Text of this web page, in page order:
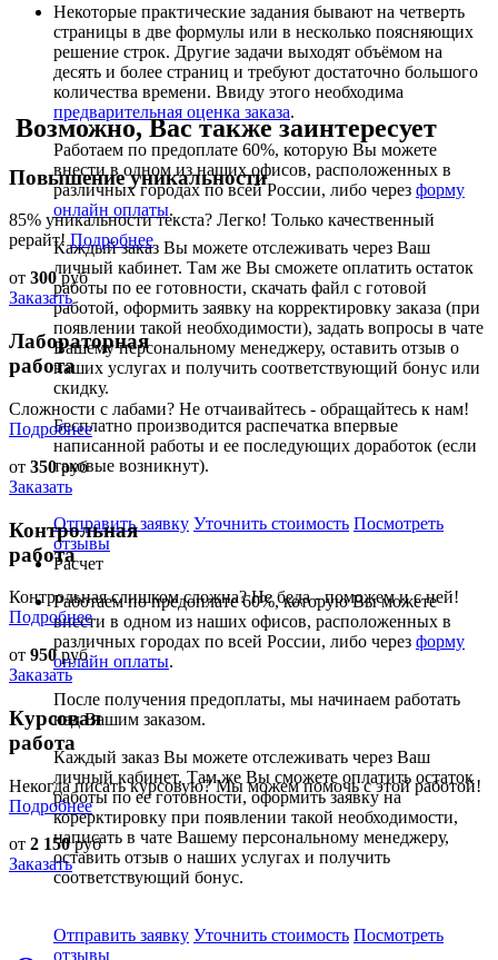
Некоторые практические задания бывают на четверть
страницы в две формулы или в несколько поясняющих
решение строк. Другие задачи выходят объёмом на
десять и более страниц и требуют достаточно большого
количества времени. Ввиду этого необходима
предварительная оценка заказа.
Работаем по предоплате 60%, которую Вы можете
внести в одном из наших офисов, расположенных в
различных городах по всей России, либо через форму
онлайн оплаты.
Каждый заказ Вы можете отслеживать через Ваш
личный кабинет. Там же Вы сможете оплатить остаток
работы по ее готовности, скачать файл с готовой
работой, оформить заявку на корректировку заказа (при
появлении такой необходимости), задать вопросы в чате
Вашему персональному менеджеру, оставить отзыв о
наших услугах и получить соответствующий бонус или
скидку.
Бесплатно производится распечатка впервые
написанной работы и ее последующих доработок (если
таковые возникнут).
Отправить заявку Уточнить стоимость Посмотреть
отзывы
Расчет
Работаем по предоплате 60%, которую Вы можете
внести в одном из наших офисов, расположенных в
различных городах по всей России, либо через форму
онлайн оплаты.
После получения предоплаты, мы начинаем работать
над Вашим заказом.
Каждый заказ Вы можете отслеживать через Ваш
личный кабинет. Там же Вы сможете оплатить остаток
работы по ее готовности, оформить заявку на
корерктировку при появлении такой необходимости,
написать в чате Вашему персональному менеджеру,
оставить отзыв о наших услугах и получить
соответствующий бонус.
Отправить заявку Уточнить стоимость Посмотреть
отзывы
Возможно, Вас также заинтересует
Повышение уникальности
85% уникальности текста? Легко! Только качественный
рерайт!Подробнее
от 300руб
Заказать
Лабораторная
работа
Сложности с лабами? Не отчаивайтесь - обращайтесь к нам!
Подробнее
от 350руб
Заказать
Контрольная
работа
Контрольная слишком сложна? Не беда - поможем и с ней!
Подробнее
от 950руб
Заказать
Курсовая
работа
Некогда писать курсовую? Мы можем помочь с этой работой!
Подробнее
от 2 150руб
Заказать